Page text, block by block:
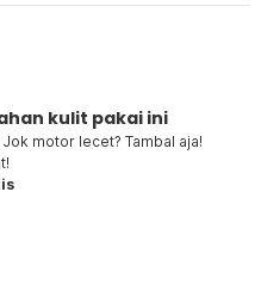
kulit pakai ini
motor lecet? Tambal aja!